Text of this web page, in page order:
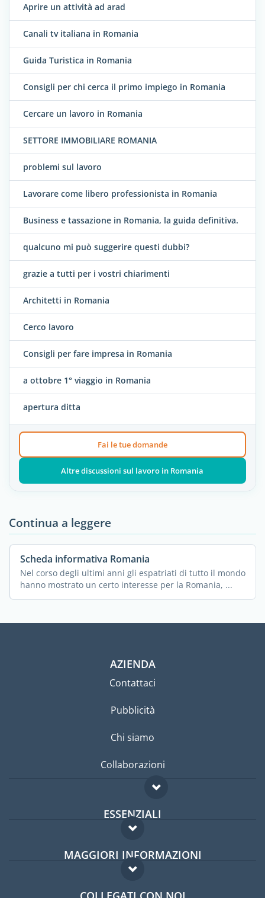
Aprire un attività ad arad
Canali tv italiana in Romania
Guida Turistica in Romania
Consigli per chi cerca il primo impiego in Romania
Cercare un lavoro in Romania
SETTORE IMMOBILIARE ROMANIA
problemi sul lavoro
Lavorare come libero professionista in Romania
Business e tassazione in Romania, la guida definitiva.
qualcuno mi può suggerire questi dubbi?
grazie a tutti per i vostri chiarimenti
Architetti in Romania
Cerco lavoro
Consigli per fare impresa in Romania
a ottobre 1° viaggio in Romania
apertura ditta
Fai le tue domande
Altre discussioni sul lavoro in Romania
Continua a leggere
Scheda informativa Romania
Nel corso degli ultimi anni gli espatriati di tutto il mondo
hanno mostrato un certo interesse per la Romania, ...
AZIENDA
Contattaci
Pubblicità
Chi siamo
Collaborazioni
ESSENZIALI
Forum per expat
Guida per expat
MAGGIORI INFORMAZIONI
Domande frequenti